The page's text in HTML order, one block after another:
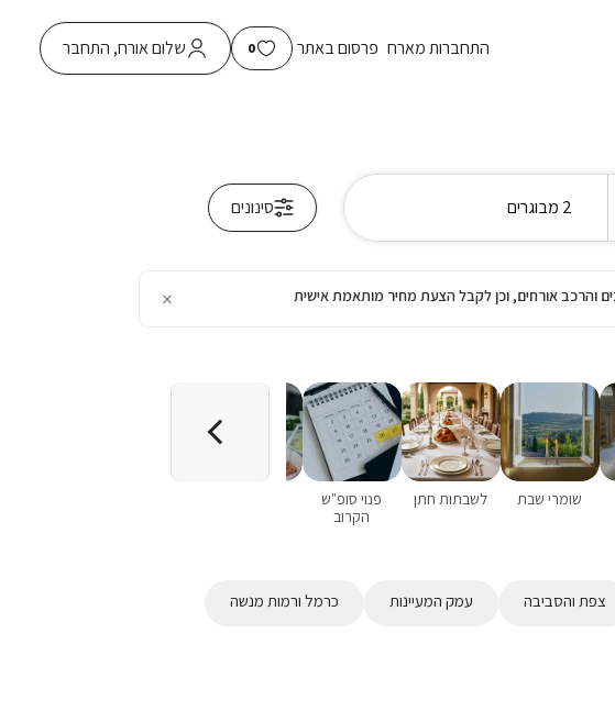
התחברות מארח פרסום באתר 0 שלום אורח, התחבר
2 מבוגרים סינונים
והרכב אורחים, וכן לקבל הצעת מחיר מותאמת אישית ×
שומרי שבת לשבתות חתן
פנוי סופ"ש
הקרוב
צפת והסביבה עמק המעיינות כרמל ורמות מנשה